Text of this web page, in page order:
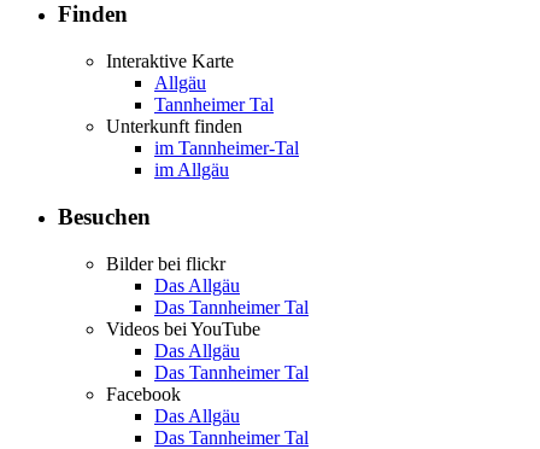
Finden
Interaktive Karte
Allgäu
Tannheimer Tal
Unterkunft finden
im Tannheimer-Tal
im Allgäu
Besuchen
Bilder bei flickr
Das Allgäu
Das Tannheimer Tal
Videos bei YouTube
Das Allgäu
Das Tannheimer Tal
Facebook
Das Allgäu
Das Tannheimer Tal